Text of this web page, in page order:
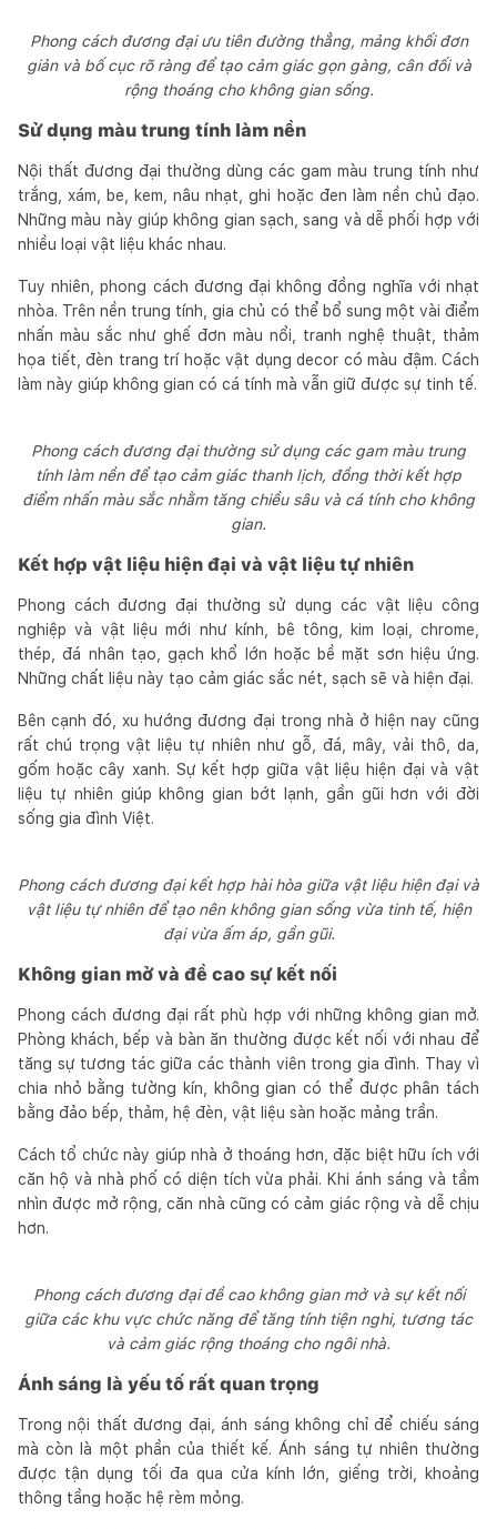
Phong cách đương đại ưu tiên đường thẳng, mảng khối đơn
giản và bố cục rõ ràng để tạo cảm giác gọn gàng, cân đối và
rộng thoáng cho không gian sống.
Sử dụng màu trung tính làm nền
Nội thất đương đại thường dùng các gam màu trung tính như
trắng, xám, be, kem, nâu nhạt, ghi hoặc đen làm nền chủ đạo.
Những màu này giúp không gian sạch, sang và dễ phối hợp với
nhiều loại vật liệu khác nhau.
Tuy nhiên, phong cách đương đại không đồng nghĩa với nhạt
nhòa. Trên nền trung tính, gia chủ có thể bổ sung một vài điểm
nhấn màu sắc như ghế đơn màu nổi, tranh nghệ thuật, thảm
họa tiết, đèn trang trí hoặc vật dụng decor có màu đậm. Cách
làm này giúp không gian có cá tính mà vẫn giữ được sự tinh tế.
Phong cách đương đại thường sử dụng các gam màu trung
tính làm nền để tạo cảm giác thanh lịch, đồng thời kết hợp
điểm nhấn màu sắc nhằm tăng chiều sâu và cá tính cho không
gian.
Kết hợp vật liệu hiện đại và vật liệu tự nhiên
Phong cách đương đại thường sử dụng các vật liệu công
nghiệp và vật liệu mới như kính, bê tông, kim loại, chrome,
thép, đá nhân tạo, gạch khổ lớn hoặc bề mặt sơn hiệu ứng.
Những chất liệu này tạo cảm giác sắc nét, sạch sẽ và hiện đại.
Bên cạnh đó, xu hướng đương đại trong nhà ở hiện nay cũng
rất chú trọng vật liệu tự nhiên như gỗ, đá, mây, vải thô, da,
gốm hoặc cây xanh. Sự kết hợp giữa vật liệu hiện đại và vật
liệu tự nhiên giúp không gian bớt lạnh, gần gũi hơn với đời
sống gia đình Việt.
Phong cách đương đại kết hợp hài hòa giữa vật liệu hiện đại và
vật liệu tự nhiên để tạo nên không gian sống vừa tinh tế, hiện
đại vừa ấm áp, gần gũi.
Không gian mở và đề cao sự kết nối
Phong cách đương đại rất phù hợp với những không gian mở.
Phòng khách, bếp và bàn ăn thường được kết nối với nhau để
tăng sự tương tác giữa các thành viên trong gia đình. Thay vì
chia nhỏ bằng tường kín, không gian có thể được phân tách
bằng đảo bếp, thảm, hệ đèn, vật liệu sàn hoặc mảng trần.
Cách tổ chức này giúp nhà ở thoáng hơn, đặc biệt hữu ích với
căn hộ và nhà phố có diện tích vừa phải. Khi ánh sáng và tầm
nhìn được mở rộng, căn nhà cũng có cảm giác rộng và dễ chịu
hơn.
Phong cách đương đại đề cao không gian mở và sự kết nối
giữa các khu vực chức năng để tăng tính tiện nghi, tương tác
và cảm giác rộng thoáng cho ngôi nhà.
Ánh sáng là yếu tố rất quan trọng
Trong nội thất đương đại, ánh sáng không chỉ để chiếu sáng
mà còn là một phần của thiết kế. Ánh sáng tự nhiên thường
được tận dụng tối đa qua cửa kính lớn, giếng trời, khoảng
thông tầng hoặc hệ rèm mỏng.